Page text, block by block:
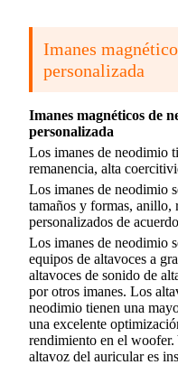
Imanes
personalizada
Imanes magnéticos de
personalizada
Los imanes de neodimio
remanencia, alta
Los imanes de neodimio
tamaños y formas, anillo,
personalizados de
Los imanes de neodimio
equipos de altavoces a
altavoces de sonido de
por otros imanes. Los
neodimio tienen una
una excelente
rendimiento en el
altavoz del auricular es